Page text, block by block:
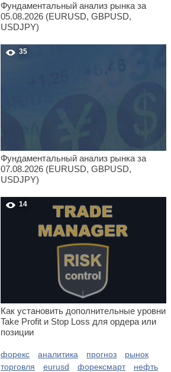
Фундаментальный анализ рынка за
05.08.2026 (EURUSD, GBPUSD,
USDJPY)
35
Фундаментальный анализ рынка за
07.08.2026 (EURUSD, GBPUSD,
USDJPY)
14
Как установить дополнительные уровни
Take Profit и Stop Loss для ордера или
позиции
форекс аналитика прогноз
рынок
торговля
eurusd форексмарт
нефть